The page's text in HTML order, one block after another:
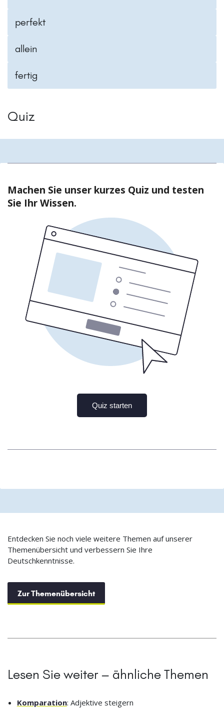
perfekt
allein
fertig
Quiz
Entdecken Sie noch viele weitere Themen auf unserer
Themenübersicht und verbessern Sie Ihre
Deutschkenntnisse.
Zur Themenübersicht
Lesen Sie weiter – ähnliche Themen
Komparation: Adjektive steigern